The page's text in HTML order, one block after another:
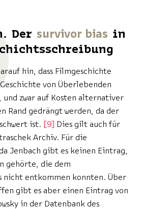
Der survivor bias in
hin, dass Filmgeschichte
von Überlebenden
und zwar auf Kosten alternativer
Rand gedrängt werden, da der
ist.
9
Dies gilt auch für
Archiv. Für die
Jenbach gibt es keinen Eintrag,
gehörte, die dem
nicht entkommen konnten. Über
gibt es aber einen Eintrag von
in der Datenbank des